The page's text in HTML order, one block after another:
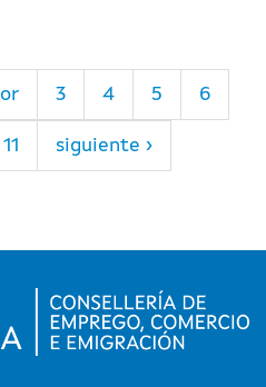
3 4 5 6
11 siguiente ›